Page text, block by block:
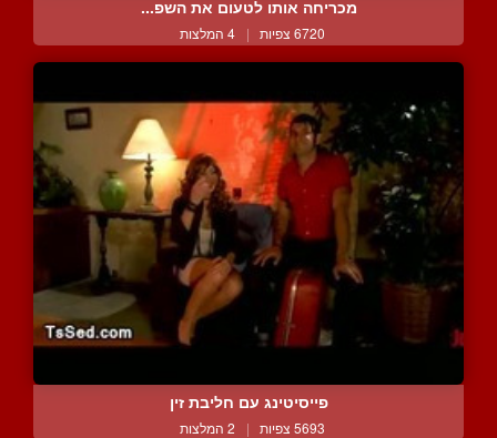
מכריחה אותו לטעום את השפ...
6720 צפיות | 4 המלצות
פייסיטינג עם חליבת זין
5693 צפיות | 2 המלצות